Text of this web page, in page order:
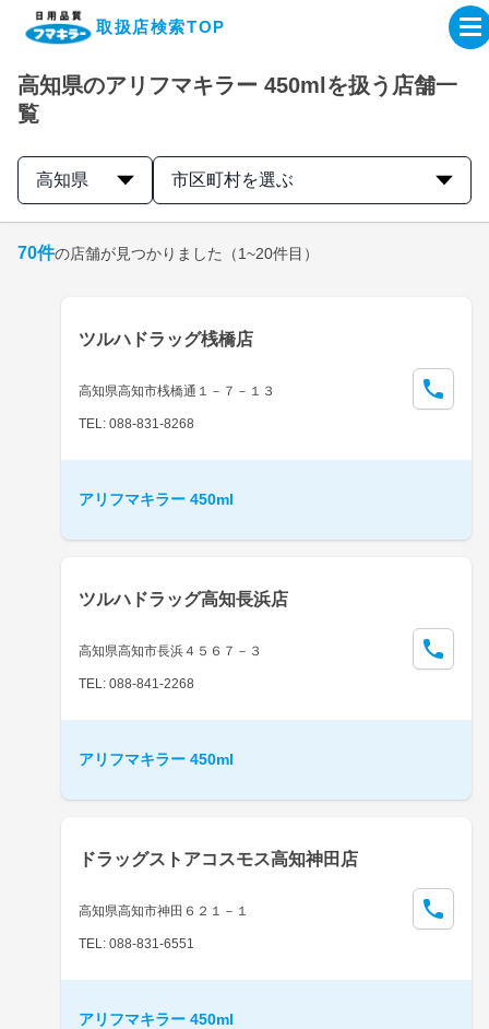
取扱店検索TOP
企業・IR情報サイト
製品情報サイト
取扱店検索はこちら
高知県のアリフマキラー 450mlを扱う店舗一
覧
高知県 市区町村を選ぶ
70件の店舗が見つかりました （1~20件目）
ツルハドラッグ桟橋店
高知県高知市桟橋通１－７－１３
TEL: 088-831-8268
アリフマキラー 450ml
ツルハドラッグ高知長浜店
高知県高知市長浜４５６７－３
TEL: 088-841-2268
アリフマキラー 450ml
ドラッグストアコスモス高知神田店
高知県高知市神田６２１－１
TEL: 088-831-6551
アリフマキラー 450ml